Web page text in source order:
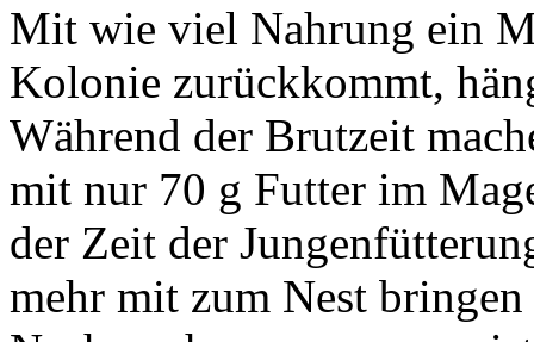
Mit wie viel Nahrung ein
Kolonie zurückkommt,
Während der Brutzeit
mit nur 70 g Futter im
der Zeit der
mehr mit zum Nest